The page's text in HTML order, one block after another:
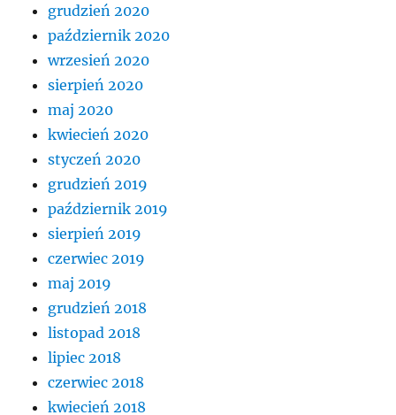
grudzień 2020
październik 2020
wrzesień 2020
sierpień 2020
maj 2020
kwiecień 2020
styczeń 2020
grudzień 2019
październik 2019
sierpień 2019
czerwiec 2019
maj 2019
grudzień 2018
listopad 2018
lipiec 2018
czerwiec 2018
kwiecień 2018